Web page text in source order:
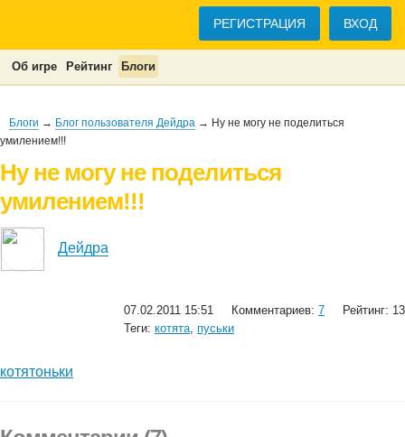
РЕГИСТРАЦИЯ ВХОД
Об игре Рейтинг Блоги
Блоги → Блог пользователя Дейдра → Ну не могу не поделиться
умилением!!!
Ну не могу не поделиться
умилением!!!
Дейдра
07.02.2011 15:51 Комментариев: 7
Рейтинг: 13
Теги: котята, пуськи
котятоньки